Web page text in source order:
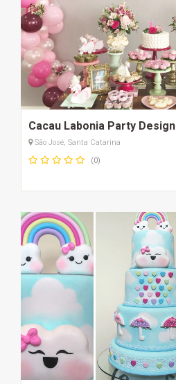
Cacau Labonia Party Design
São José, Santa Catarina
(0)